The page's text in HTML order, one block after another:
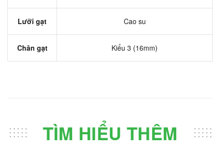
Lưỡi gạt Cao su
Chân gạt Kiểu 3 (16mm)
TÌM HIỂU THÊM